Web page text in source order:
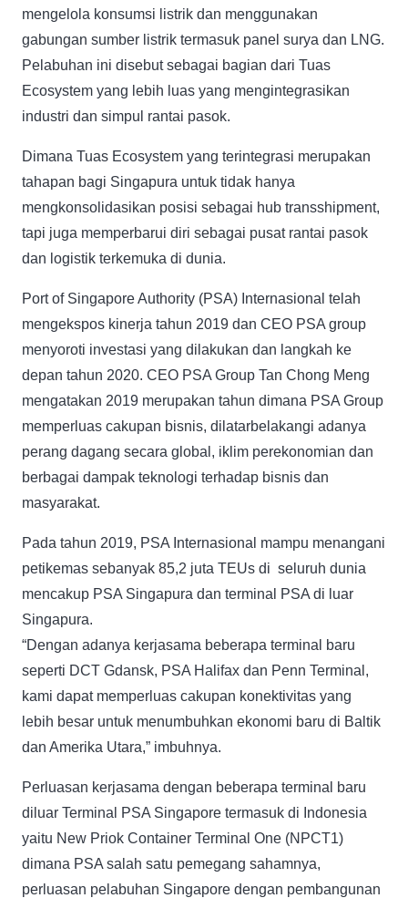
mengelola konsumsi listrik dan menggunakan
gabungan sumber listrik termasuk panel surya dan LNG.
Pelabuhan ini disebut sebagai bagian dari Tuas
Ecosystem yang lebih luas yang mengintegrasikan
industri dan simpul rantai pasok.
Dimana Tuas Ecosystem yang terintegrasi merupakan
tahapan bagi Singapura untuk tidak hanya
mengkonsolidasikan posisi sebagai hub transshipment,
tapi juga memperbarui diri sebagai pusat rantai pasok
dan logistik terkemuka di dunia.
Port of Singapore Authority (PSA) Internasional telah
mengekspos kinerja tahun 2019 dan CEO PSA group
menyoroti investasi yang dilakukan dan langkah ke
depan tahun 2020. CEO PSA Group Tan Chong Meng
mengatakan 2019 merupakan tahun dimana PSA Group
memperluas cakupan bisnis, dilatarbelakangi adanya
perang dagang secara global, iklim perekonomian dan
berbagai dampak teknologi terhadap bisnis dan
masyarakat.
Pada tahun 2019, PSA Internasional mampu menangani
petikemas sebanyak 85,2 juta TEUs di seluruh dunia
mencakup PSA Singapura dan terminal PSA di luar
Singapura.
“Dengan adanya kerjasama beberapa terminal baru
seperti DCT Gdansk, PSA Halifax dan Penn Terminal,
kami dapat memperluas cakupan konektivitas yang
lebih besar untuk menumbuhkan ekonomi baru di Baltik
dan Amerika Utara,” imbuhnya.
Perluasan kerjasama dengan beberapa terminal baru
diluar Terminal PSA Singapore termasuk di Indonesia
yaitu New Priok Container Terminal One (NPCT1)
dimana PSA salah satu pemegang sahamnya,
perluasan pelabuhan Singapore dengan pembangunan